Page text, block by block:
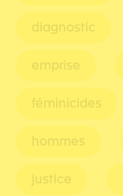
diagnostic
emprise
féminicides
hommes
justice